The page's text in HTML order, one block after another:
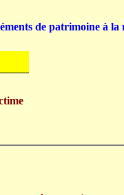
de patrimoine à la